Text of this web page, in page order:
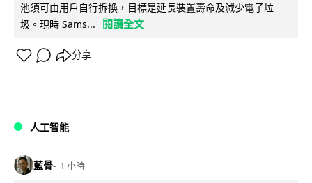
池須可由用戶自行拆換，目標是延長裝置壽命及減少電子垃
圾。現時 Sams...
閱讀全文
分享
人工智能
藍骨 1 小時